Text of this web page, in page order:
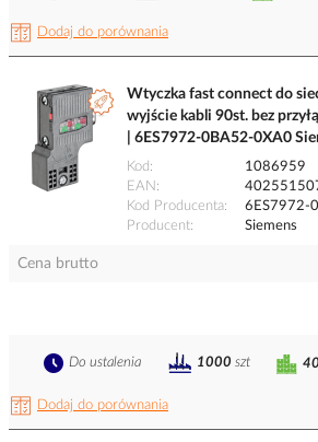
Dodaj do porównania
Wtyczka fast connect do
wyjście kabli 90st. bez
| 6ES7972-0BA52-0XA0
Kod
1086959
EAN
Kod Producenta
6ES7972-
Producent
Siemens
Cena brutto
Dodaj do porównania
40
Do ustalenia 1000 szt